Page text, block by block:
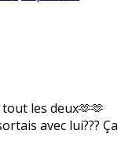
tout les deux🫶🫶
avec lui??? Ça